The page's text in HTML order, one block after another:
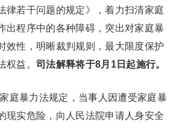
律若干问题的规定》，着力扫清家庭
出程序中的各种障碍，突出对家庭暴
效性，明晰裁判规则，最大限度保护
权益。司法解释将于8月1日起施行。
庭暴力法规定，当事人因遭受家庭暴
现实危险，向人民法院申请人身安全